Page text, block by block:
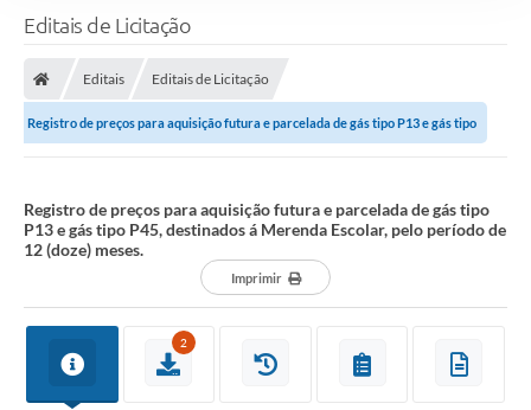
Editais de Licitação
Editais Editais de Licitação
Registro de preços para aquisição futura e parcelada de gás tipo P13 e gás tipo
Registro de preços para aquisição futura e parcelada de gás tipo
P13 e gás tipo P45, destinados á Merenda Escolar, pelo período de
12 (doze) meses.
Imprimir
2